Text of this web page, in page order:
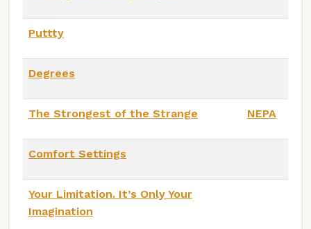
Puttty
Degrees
The Strongest of the Strange NEPA
Comfort Settings
Your Limitation. It’s Only Your
Imagination